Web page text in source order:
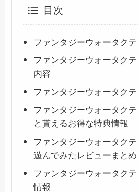
目次
ファンタジーウォータク
ファンタジーウォータク
内容
ファンタジーウォータク
ファンタジーウォータク
と貰えるお得な特典情報
ファンタジーウォータク
遊んでみたレビューまとめ
ファンタジーウォータク
情報